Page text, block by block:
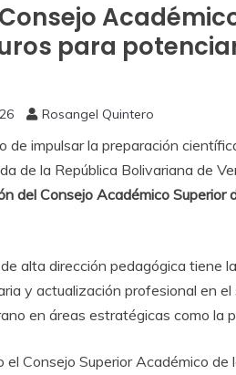
para
Rosangel Quintero
de impulsar la preparación
de la República Bolivariana de
del Consejo Académico Superior
alta dirección pedagógica tiene
y actualización profesional en
en áreas estratégicas como la
el Consejo Superior Académico